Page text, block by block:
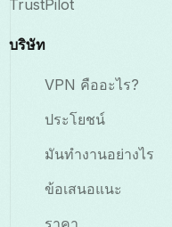
TrustPilot
บริษัท
VPN คืออะไร?
ประโยชน์
มันทำงานอย่างไร
ข้อเสนอแนะ